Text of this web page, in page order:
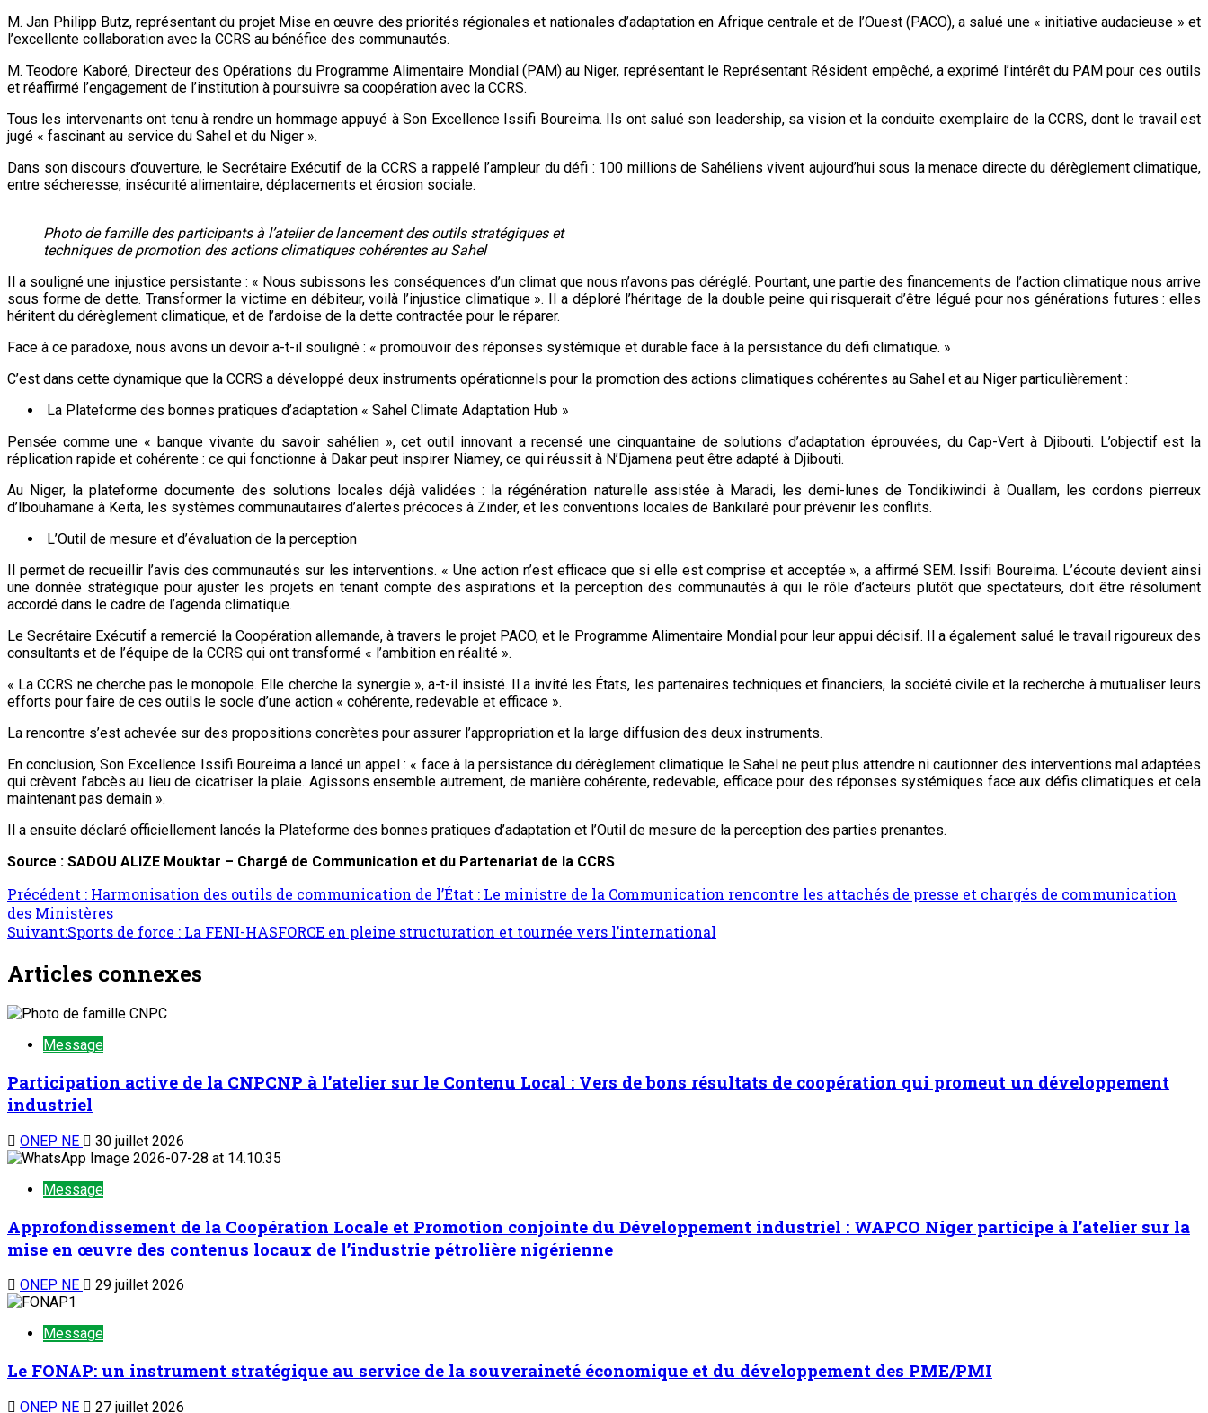
M. Jan Philipp Butz, représentant du projet Mise en œuvre des priorités régionales et nationales d’adaptation en Afrique centrale et de l’Ouest (PACO), a salué une « initiative audacieuse » et
l’excellente collaboration avec la CCRS au bénéfice des communautés.
M. Teodore Kaboré, Directeur des Opérations du Programme Alimentaire Mondial (PAM) au Niger, représentant le Représentant Résident empêché, a exprimé l’intérêt du PAM pour ces outils
et réaffirmé l’engagement de l’institution à poursuivre sa coopération avec la CCRS.
Tous les intervenants ont tenu à rendre un hommage appuyé à Son Excellence Issifi Boureima. Ils ont salué son leadership, sa vision et la conduite exemplaire de la CCRS, dont le travail est
jugé « fascinant au service du Sahel et du Niger ».
Dans son discours d’ouverture, le Secrétaire Exécutif de la CCRS a rappelé l’ampleur du défi : 100 millions de Sahéliens vivent aujourd’hui sous la menace directe du dérèglement climatique,
entre sécheresse, insécurité alimentaire, déplacements et érosion sociale.
Photo de famille des participants à l’atelier de lancement des outils stratégiques et
techniques depromotion des actions climatiques cohérentes au Sahel
Il a souligné une injustice persistante : « Nous subissons les conséquences d’un climat que nous n’avons pas déréglé. Pourtant, une partie des financements de l’action climatique nous arrive
sous forme de dette. Transformer la victime en débiteur, voilà l’injustice climatique ». Il a déploré l’héritage de la double peine qui risquerait d’être légué pour nos générations futures : elles
héritent du dérèglement climatique, et de l’ardoise de la dette contractée pour le réparer.
Face à ce paradoxe, nous avons un devoir a-t-il souligné : « promouvoir des réponses systémique et durable face à la persistance du défi climatique. »
C’est dans cette dynamique que la CCRS a développé deux instruments opérationnels pour la promotion des actions climatiques cohérentes au Sahel et au Niger particulièrement :
La Plateforme des bonnes pratiques d’adaptation « Sahel Climate Adaptation Hub »
Pensée comme une « banque vivante du savoir sahélien », cet outil innovant a recensé une cinquantaine de solutions d’adaptation éprouvées, du Cap-Vert à Djibouti. L’objectif est la
réplication rapide et cohérente : ce qui fonctionne à Dakar peut inspirer Niamey, ce qui réussit à N’Djamena peut être adapté à Djibouti.
Au Niger, la plateforme documente des solutions locales déjà validées : la régénération naturelle assistée à Maradi, les demi-lunes de Tondikiwindi à Ouallam, les cordons pierreux
d’Ibouhamane à Keita, les systèmes communautaires d’alertes précoces à Zinder, et les conventions locales de Bankilaré pour prévenir les conflits.
L’Outil de mesure et d’évaluation de la perception
Il permet de recueillir l’avis des communautés sur les interventions. « Une action n’est efficace que si elle est comprise et acceptée », a affirmé SEM. Issifi Boureima. L’écoute devient ainsi
une donnée stratégique pour ajuster les projets en tenant compte des aspirations et la perception des communautés à qui le rôle d’acteurs plutôt que spectateurs, doit être résolument
accordé dans le cadre de l’agenda climatique.
Le Secrétaire Exécutif a remercié la Coopération allemande, à travers le projet PACO, et le Programme Alimentaire Mondial pour leur appui décisif. Il a également salué le travail rigoureux des
consultants et de l’équipe de la CCRS qui ont transformé « l’ambition en réalité ».
« La CCRS ne cherche pas le monopole. Elle cherche la synergie », a-t-il insisté. Il a invité les États, les partenaires techniques et financiers, la société civile et la recherche à mutualiser leurs
efforts pour faire de ces outils le socle d’une action « cohérente, redevable et efficace ».
La rencontre s’est achevée sur des propositions concrètes pour assurer l’appropriation et la large diffusion des deux instruments.
En conclusion, Son Excellence Issifi Boureima a lancé un appel : « face à la persistance du dérèglement climatique le Sahel ne peut plus attendre ni cautionner des interventions mal adaptées
qui crèvent l’abcès au lieu de cicatriser la plaie. Agissons ensemble autrement, de manière cohérente, redevable, efficace pour des réponses systémiques face aux défis climatiques et cela
maintenant pas demain ».
Il a ensuite déclaré officiellement lancés la Plateforme des bonnes pratiques d’adaptation et l’Outil de mesure de la perception des parties prenantes.
Source : SADOU ALIZE Mouktar – Chargé de Communication et du Partenariat de la CCRS
Précédent : Harmonisation des outils de communication de l’État : Le ministre de la Communication rencontre les attachés de presse et chargés de communication
des Ministères
Suivant:Sports de force : La FENI-HASFORCE en pleine structuration et tournée vers l’international
Articles connexes
Message
Participation active de la CNPCNP à l’atelier sur le Contenu Local : Vers de bons résultats de coopération qui promeut un développement
industriel
ONEP NE 30 juillet 2026
Message
Approfondissement de la Coopération Locale et Promotion conjointe du Développement industriel : WAPCO Niger participe à l’atelier sur la
mise en œuvre des contenus locaux de l’industrie pétrolière nigérienne
ONEP NE 29 juillet 2026
Message
Le FONAP: un instrument stratégique au service de la souveraineté économique et du développement des PME/PMI
ONEP NE 27 juillet 2026